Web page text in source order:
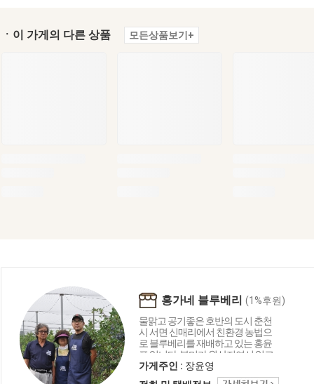
ㆍ이 가게의 다른 상품 모든상품보기+
홍가네 블루베리 (1%후원)
물맑고 공기좋은 호반의 도시 춘천
시 서면 신매리에서 친환경 농법으
로 블루베리를 재배하고 있는 홍윤
표 입니다. 북미가 원산지여서 일교
차가 큰 춘천지역에서 재배한 블루
베리가 맛있습니다. 블루베리를 고
가게주인 : 장윤영